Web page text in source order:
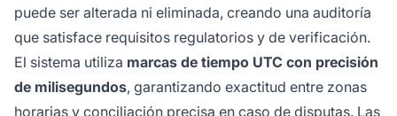
puede ser alterada ni eliminada, creando una auditoría
que satisface requisitos regulatorios y de verificación.
El sistema utiliza marcas de tiempo UTC con precisión
de milisegundos, garantizando exactitud entre zonas
horarias y conciliación precisa en caso de disputas. Las